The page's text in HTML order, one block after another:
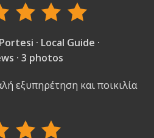
· Local Guide ·
· 3 photos
εξυπηρέτηση και ποικιλία